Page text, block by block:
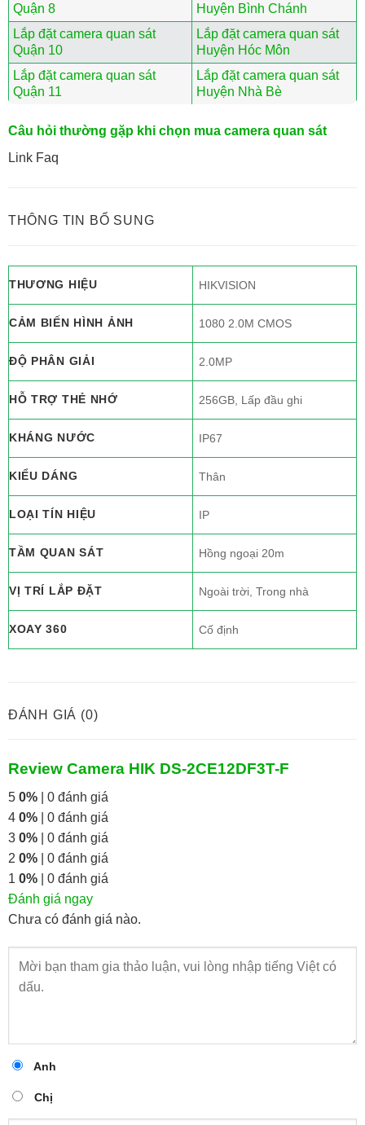
Quận 8
Huyện Bình Chánh
Lắp đặt camera quan sát
Quận 10
Lắp đặt camera quan sát
Huyện Hóc Môn
Lắp đặt camera quan sát
Quận 11
Lắp đặt camera quan sát
Huyện Nhà Bè
Câu hỏi thường gặp khi chọn mua camera quan sát
Link Faq
THÔNG TIN BỔ SUNG
THƯƠNG HIỆU HIKVISION
CẢM BIẾN HÌNH ẢNH 1080 2.0M CMOS
ĐỘ PHÂN GIẢI 2.0MP
HỖ TRỢ THẺ NHỚ 256GB, Lấp đầu ghi
KHÁNG NƯỚC IP67
KIỂU DÁNG Thân
LOẠI TÍN HIỆU IP
TẦM QUAN SÁT Hồng ngoại 20m
VỊ TRÍ LẮP ĐẶT Ngoài trời, Trong nhà
XOAY 360 Cố định
ĐÁNH GIÁ (0)
Review Camera HIK DS-2CE12DF3T-F
5 0%| 0 đánh giá
4 0%| 0 đánh giá
3 0%| 0 đánh giá
2 0%| 0 đánh giá
1 0%| 0 đánh giá
Đánh giá ngay
Chưa có đánh giá nào.
Anh
Chị